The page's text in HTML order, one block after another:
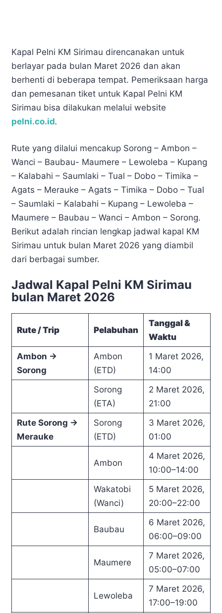
Kapal Pelni KM Sirimau direncanakan untuk
berlayar pada bulan Maret 2026 dan akan
berhenti di beberapa tempat. Pemeriksaan harga
dan pemesanan tiket untuk Kapal Pelni KM
Sirimau bisa dilakukan melalui website
pelni.co.id.
Rute yang dilalui mencakup Sorong – Ambon –
Wanci – Baubau- Maumere – Lewoleba – Kupang
– Kalabahi – Saumlaki – Tual – Dobo – Timika –
Agats – Merauke – Agats – Timika – Dobo – Tual
– Saumlaki – Kalabahi – Kupang – Lewoleba –
Maumere – Baubau – Wanci – Ambon – Sorong.
Berikut adalah rincian lengkap jadwal kapal KM
Sirimau untuk bulan Maret 2026 yang diambil
dari berbagai sumber.
Jadwal Kapal Pelni KM Sirimau
bulan Maret 2026
Rute / Trip Pelabuhan
Tanggal &
Waktu
Ambon →
Sorong
Ambon
(ETD)
1 Maret 2026,
14:00
Sorong
(ETA)
2 Maret 2026,
21:00
Rute Sorong →
Merauke
Sorong
(ETD)
3 Maret 2026,
01:00
Ambon
4 Maret 2026,
10:00–14:00
Wakatobi
(Wanci)
5 Maret 2026,
20:00–22:00
Baubau
6 Maret 2026,
06:00–09:00
Maumere
7 Maret 2026,
05:00–07:00
Lewoleba
7 Maret 2026,
17:00–19:00